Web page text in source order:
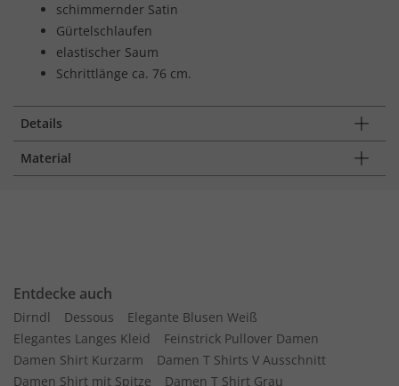
schimmernder Satin
Gürtelschlaufen
elastischer Saum
Schrittlänge ca. 76 cm.
Details
Material
Entdecke auch
Dirndl Dessous
Elegante Blusen Weiß
Elegantes Langes Kleid
Feinstrick Pullover Damen
Damen Shirt Kurzarm
Damen T Shirts V Ausschnitt
Damen Shirt mit Spitze
Damen T Shirt Grau